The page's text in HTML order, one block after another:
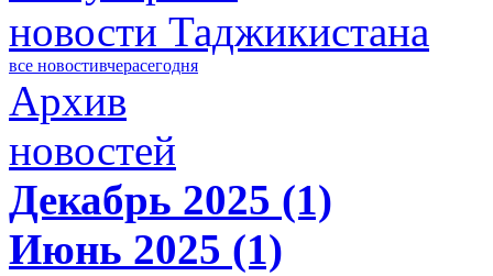
новости Таджикистана
все новостивчерасегодня
Архив
новостей
Декабрь 2025 (1)
Июнь 2025 (1)